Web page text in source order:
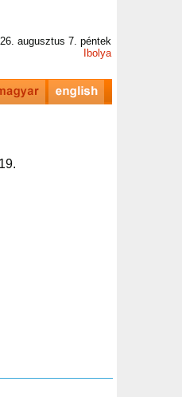
augusztus 7. péntek
Ibolya